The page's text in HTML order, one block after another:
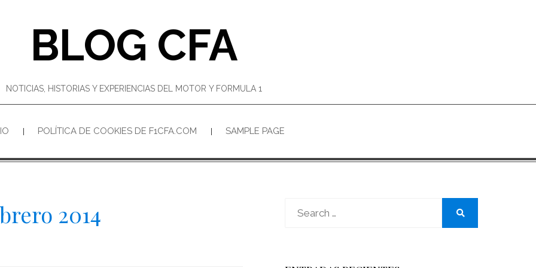
BLOG CFA
NOTICIAS, HISTORIAS Y EXPERIENCIAS DEL MOTOR Y FORMULA 1
POLÍTICA DE COOKIES DE F1CFA.COM SAMPLE PAGE
2014